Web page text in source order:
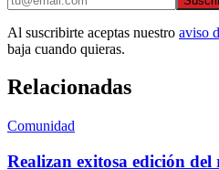
Al suscribirte aceptas nuestro aviso
baja cuando quieras.
Relacionadas
Comunidad
Realizan exitosa edición